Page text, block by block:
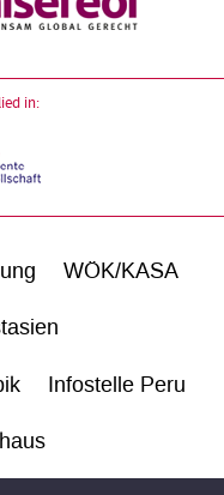
in:
WÖK/KASA
Infostelle Peru